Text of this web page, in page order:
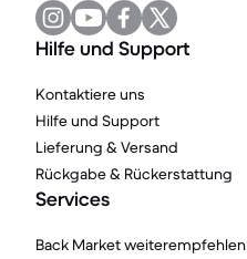
Hilfe und Support
Kontaktiere uns
Hilfe und Support
Lieferung & Versand
Rückgabe & Rückerstattung
Services
Back Market weiterempfehlen